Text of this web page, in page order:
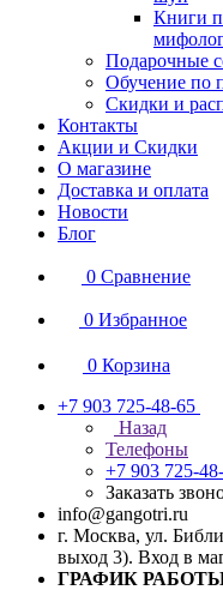
Книги
Подарочные
Обучение по
Скидки и
Контакты
Акции и Скидки
О магазине
Доставка и оплата
Новости
Блог
0 Сравнение
0 Избранное
0 Корзина
+7 903 725-48-65
Назад
Телефоны
+7 903 725-
Заказать
info@gangotri.ru
г. Москва, ул.
выход 3). Вход в
ГРАФИК